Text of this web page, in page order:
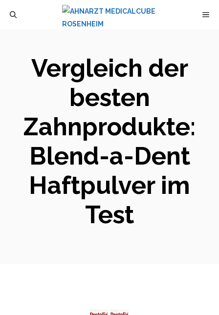
Vergleich der
besten
Zahnprodukte:
Blend-a-Dent
Haftpulver im
Test